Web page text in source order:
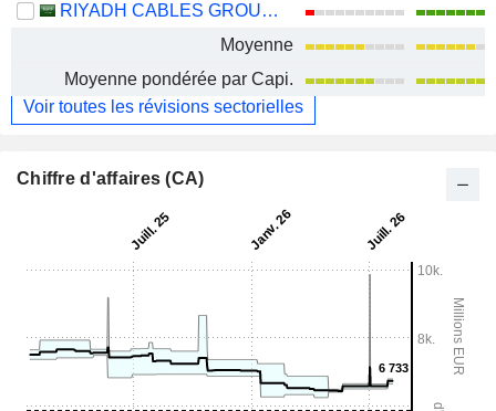
RIYADH CABLES GROUP COMPANY
Moyenne
Moyenne pondérée par Capi.
Voir toutes les révisions sectorielles
Chiffre d'affaires (CA)